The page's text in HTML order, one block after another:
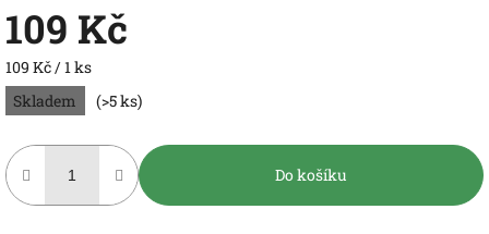
109 Kč
Měrná
cena:
109 Kč / 1 ks
Skladem
(>5 ks)
Do košíku